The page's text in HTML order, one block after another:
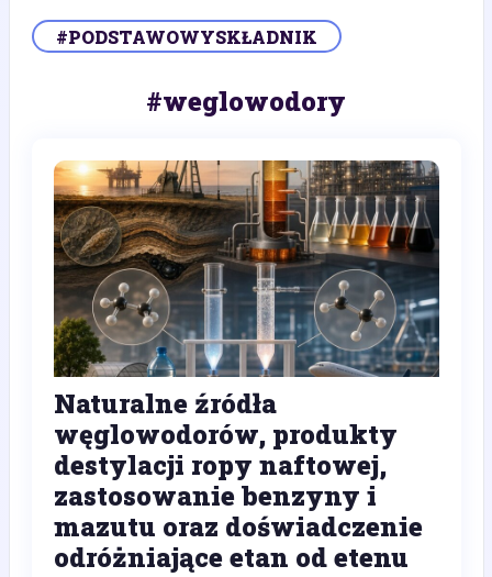
#PODSTAWOWYSKŁADNIK
#weglowodory
Naturalne źródła
węglowodorów, produkty
destylacji ropy naftowej,
zastosowanie benzyny i
mazutu oraz doświadczenie
odróżniające etan od etenu